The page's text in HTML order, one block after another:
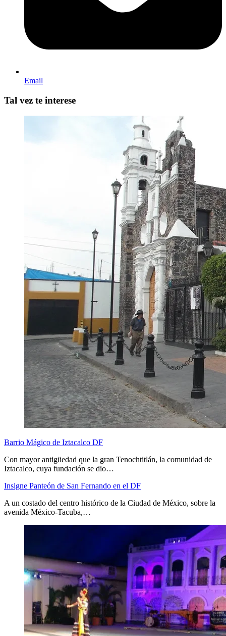
Email
Tal vez te interese
Barrio Mágico de Iztacalco DF
Con mayor antigüedad que la gran Tenochtitlán, la comunidad de
Iztacalco, cuya fundación se dio…
Insigne Panteón de San Fernando en el DF
A un costado del centro histórico de la Ciudad de México, sobre la
avenida México-Tacuba,…